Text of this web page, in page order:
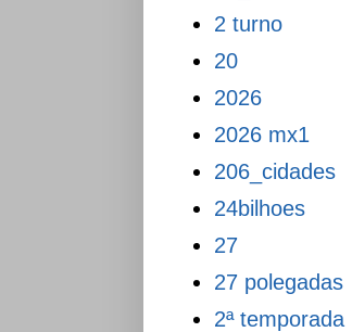
2 turno
20
2026
2026 mx1
206_cidades
24bilhoes
27
27 polegadas
2ª temporada